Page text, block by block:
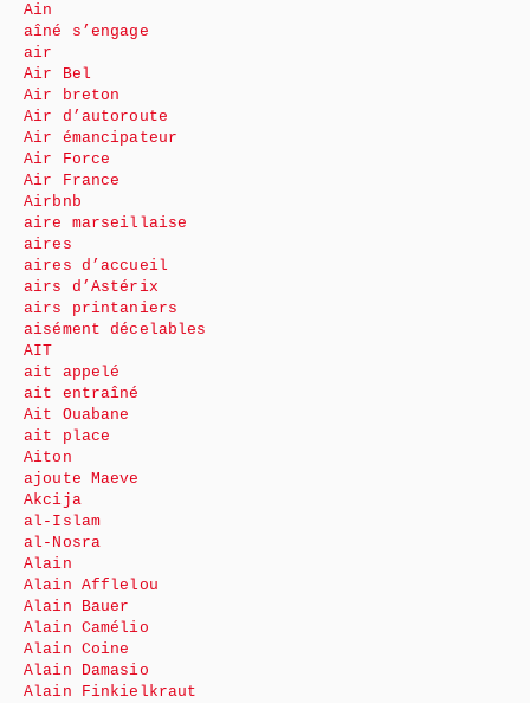
Ain
aîné s’engage
air
Air Bel
Air breton
Air d’autoroute
Air émancipateur
Air Force
Air France
Airbnb
aire marseillaise
aires
aires d’accueil
airs d’Astérix
airs printaniers
aisément décelables
AIT
ait appelé
ait entraîné
Ait Ouabane
ait place
Aiton
ajoute Maeve
Akcija
al-Islam
al-Nosra
Alain
Alain Afflelou
Alain Bauer
Alain Camélio
Alain Coine
Alain Damasio
Alain Finkielkraut